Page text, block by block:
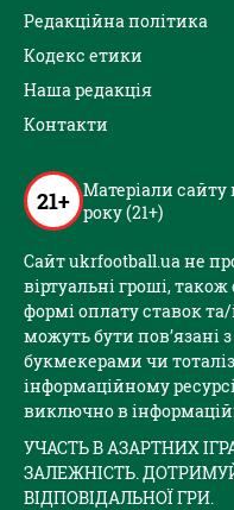
Редакційна політика
Кодекс етики
Наша редакція
Контакти
21+ Матеріали сайту
року (21+)
Сайт ukrfootball.ua не
віртуальні гроші,
формі оплату ставок
можуть бути пов’язані
букмекерами чи
інформаційному
виключно в
УЧАСТЬ В АЗАРТНИХ
ЗАЛЕЖНІСТЬ.
ВІДПОВІДАЛЬНОЇ ГРИ.